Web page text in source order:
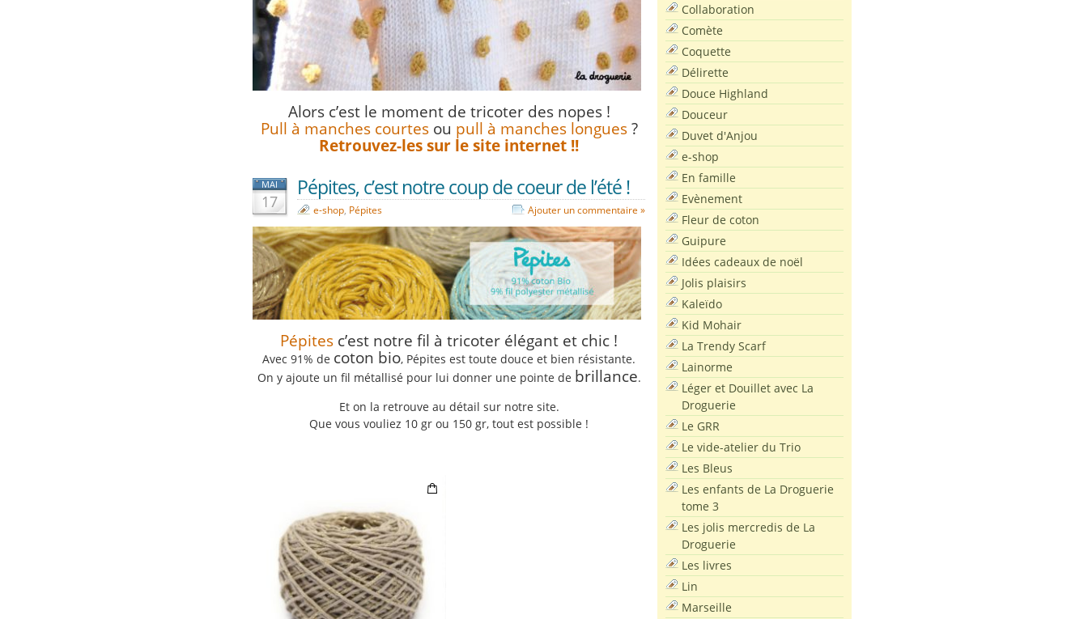
Alors c’est le moment de tricoter des nopes !
Pull à manches courtesou pull à manches longues?
Retrouvez-les sur le site internet !!
MAI
17
Pépites, c’est notre coup de coeur de l’été !
e-shop, Pépites Ajouter un commentaire »
Pépites c’est notre fil à tricoter élégant et chic !
Avec 91% de coton bio, Pépites est toute douce et bien résistante.
On y ajoute un fil métallisé pour lui donner une pointe de brillance.
Et on la retrouve au détail sur notre site.
Que vous vouliez 10 gr ou 150 gr, tout est possible !
Collaboration
Comète
Coquette
Délirette
Douce Highland
Douceur
Duvet d'Anjou
e-shop
En famille
Evènement
Fleur de coton
Guipure
Idées cadeaux de noël
Jolis plaisirs
Kaleïdo
Kid Mohair
La Trendy Scarf
Lainorme
Léger et Douillet avec La
Droguerie
Le GRR
Le vide-atelier du Trio
Les Bleus
Les enfants de La Droguerie
tome 3
Les jolis mercredis de La
Droguerie
Les livres
Lin
Marseille